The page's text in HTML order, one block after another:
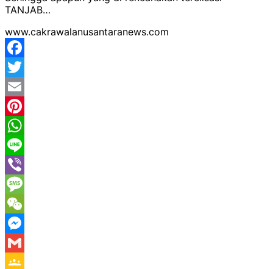
TANJAB…
www.cakrawalanusantaranews.com
Facebook
Twitter
Email
Pinterest
WhatsApp
Line
Viber
Message
WeChat
Messenger
Gmail